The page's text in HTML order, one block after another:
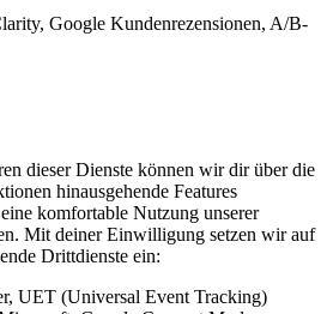
Google Kundenrezensionen, A/B-
dieser Dienste können wir dir über die
hinausgehende Features
komfortable Nutzung unserer
Mit deiner Einwilligung setzen wir auf
Drittdienste ein:
UET (Universal Event Tracking)